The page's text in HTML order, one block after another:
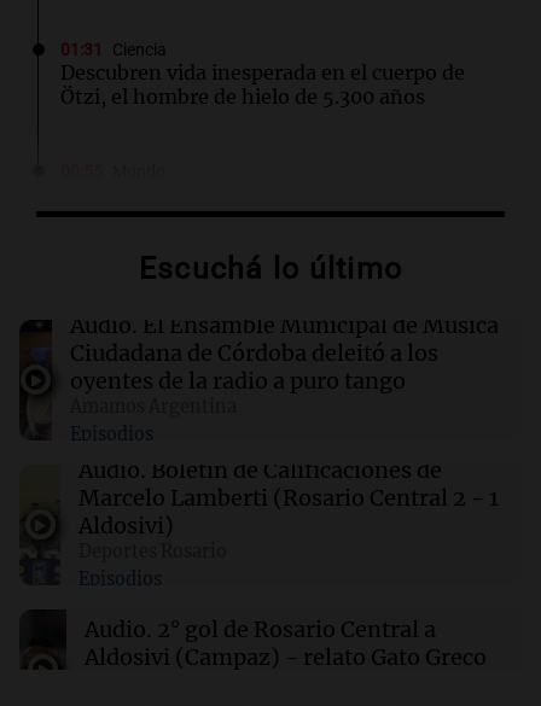
01:31 Ciencia
Descubren vida inesperada en el cuerpo de
Ötzi, el hombre de hielo de 5.300 años
escuelas y actividades turísticas en varias
00:32 Clima
Clima en Salta: cómo estará el tiempo este
sábado 8 de agosto
00:27 Clima
Clima en Tucumán: cómo estará el tiempo
este sábado 8 de agosto
Clima en Mendoza: cómo estará el tiempo
Escuchá lo último
Audio. El Ensamble Municipal de Música
Ciudadana de Córdoba deleitó a los
oyentes de la radio a puro tango
Episodios
Audio. Boletín de Calificaciones de
Marcelo Lamberti (Rosario Central 2 - 1
Aldosivi)
Episodios
Audio. 2° gol de Rosario Central a
Aldosivi (Campaz) - relato Gato Greco